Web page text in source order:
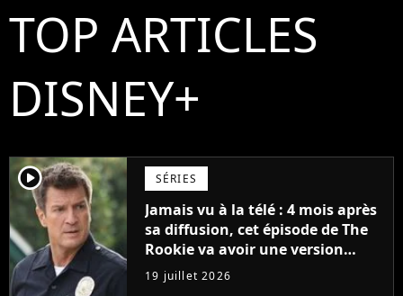
TOP ARTICLES
DISNEY+
player2 SÉRIES
Jamais vu à la télé : 4 mois après
sa diffusion, cet épisode de The
Rookie va avoir une version
longue en streaming
19 juillet 2026